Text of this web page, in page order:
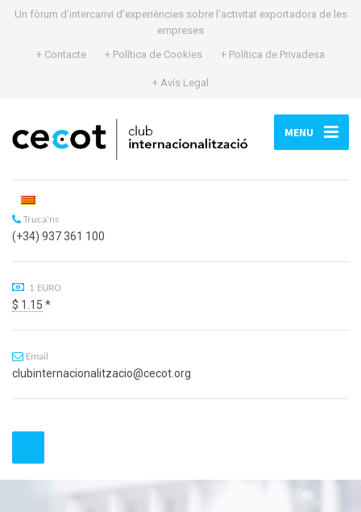
Un fòrum d’intercanvi d’experiències sobre l’activitat exportadora de les
empreses
+ Contacte
+ Política de Cookies + Política de Privadesa
+ Avís Legal
MENU
Truca'ns
(+34) 937 361 100
1 EURO
$ 1.15 *
Email
clubinternacionalitzacio@cecot.org